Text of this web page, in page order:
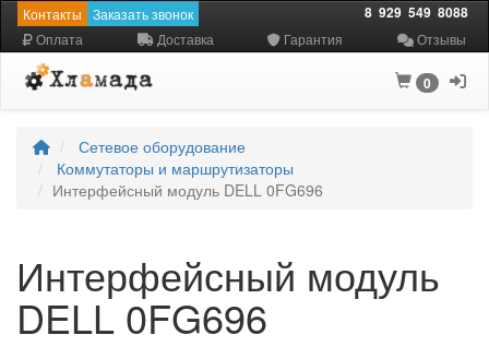
Контакты Заказать звонок 8 929 549 8088
Оплата Доставка Гарантия Отзывы
0
Сетевое оборудование
Коммутаторы и маршрутизаторы
Интерфейсный модуль DELL 0FG696
Интерфейсный модуль
DELL 0FG696